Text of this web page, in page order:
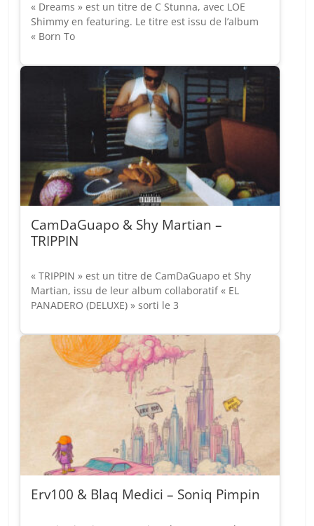
« Dreams » est un titre de C Stunna, avec LOE
Shimmy en featuring. Le titre est issu de l’album
« Born To
CamDaGuapo & Shy Martian –
TRIPPIN
« TRIPPIN » est un titre de CamDaGuapo et Shy
Martian, issu de leur album collaboratif « EL
PANADERO (DELUXE) » sorti le 3
Erv100 & Blaq Medici – Soniq Pimpin